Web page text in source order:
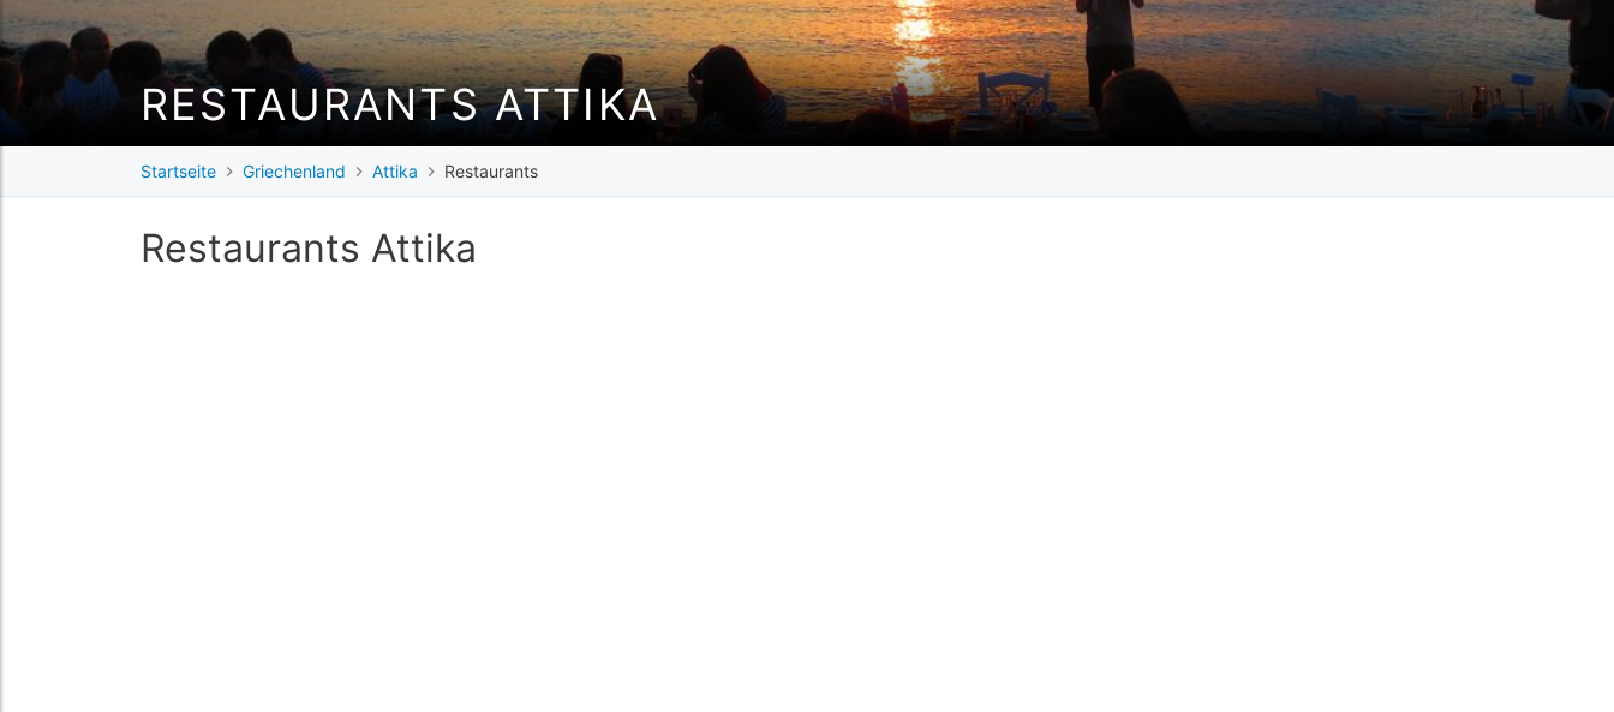
RESTAURANTS ATTIKA
Startseite Griechenland Attika Restaurants
Restaurants Attika